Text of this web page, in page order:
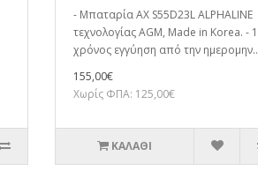
- Μπαταρία AX S55D23L ALPHALINE
τεχνολογίας AGM, Made in Korea. - 1
χρόνος εγγύηση από την ημερομην..
155,00€
Χωρίς ΦΠΑ: 125,00€
ΚΑΛΆΘΙ